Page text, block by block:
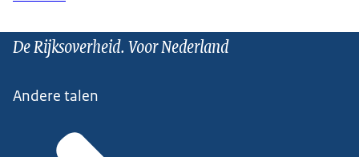
De Rijksoverheid. Voor Nederland
Andere talen